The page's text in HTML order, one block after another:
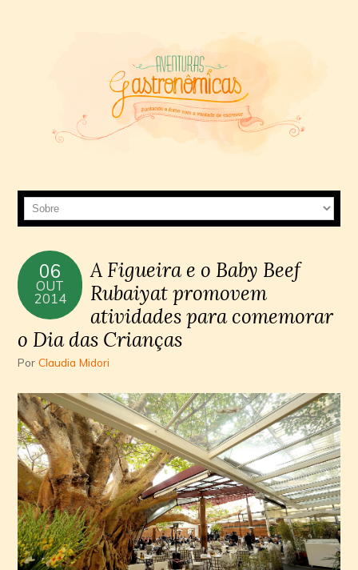
06
OUT
2014
A Figueira e o Baby Beef
Rubaiyat promovem
atividades para comemorar
o Dia das Crianças
PorClaudia Midori